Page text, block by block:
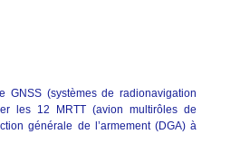
GNSS (systèmes de radionavigation
les 12 MRTT (avion multirôles de
générale de l’armement (DGA) à